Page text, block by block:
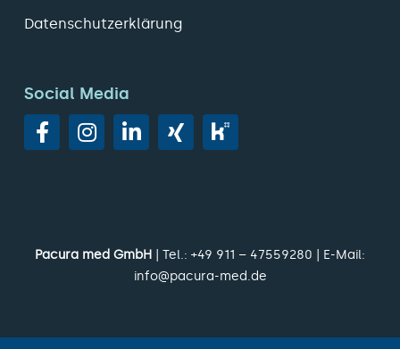
Datenschutzerklärung
Social Media
Pacura med GmbH | Tel.: +49 911 – 47559280 | E-Mail:
info@pacura-med.de